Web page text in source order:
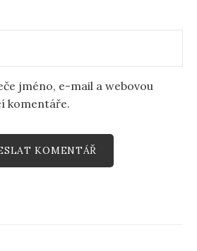
jméno, e-mail a webovou
komentáře.